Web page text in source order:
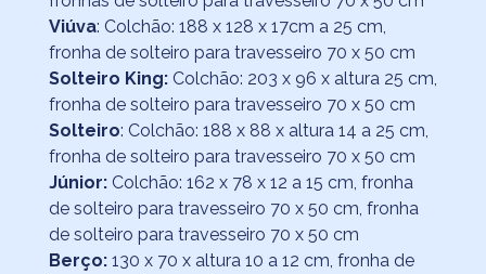
Viúva: Colchão: 188 x 128 x 17cm a 25 cm,
fronha de solteiro para travesseiro 70 x 50 cm
Solteiro King: Colchão: 203 x 96 x altura 25 cm,
fronha de solteiro para travesseiro 70 x 50 cm
Solteiro: Colchão: 188 x 88 x altura 14 a 25 cm,
fronha de solteiro para travesseiro 70 x 50 cm
Júnior: Colchão: 162 x 78 x 12 a 15 cm, fronha
de solteiro para travesseiro 70 x 50 cm, fronha
de solteiro para travesseiro 70 x 50 cm
Berço:130 x 70 x altura 10 a 12 cm, fronha de